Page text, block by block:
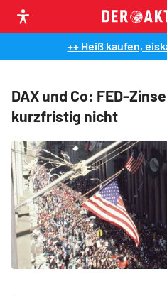
++ Heiß kaufen,
DAX und Co: FED-
kurzfristig nicht